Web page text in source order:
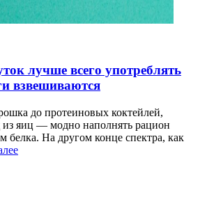
лучше всего употреблять
взвешиваются
до протеиновых коктейлей,
яиц — модно наполнять рацион
белка. На другом конце спектра, как